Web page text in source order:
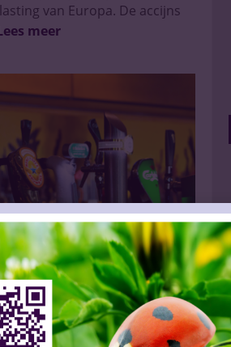
van Europa. De accijns
meer
van Heineken in VK
17 Mei 2024